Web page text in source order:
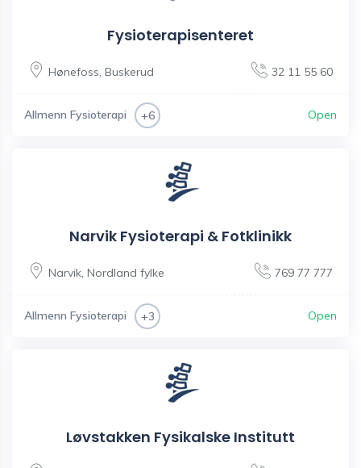
Fysioterapisenteret
Hønefoss Buskerud 32 11 55 60
Allmenn Fysioterapi +6 Open
Narvik Fysioterapi & Fotklinikk
Narvik Nordland fylke 769 77 777
Allmenn Fysioterapi +3 Open
Løvstakken Fysikalske Institutt